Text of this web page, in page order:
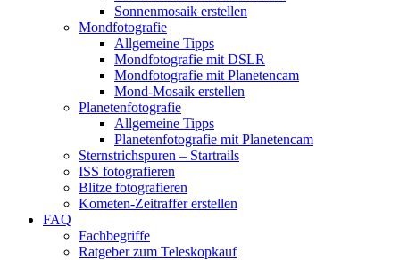
Sonnenmosaik erstellen
Mondfotografie
Allgemeine Tipps
Mondfotografie mit DSLR
Mondfotografie mit Planetencam
Mond-Mosaik erstellen
Planetenfotografie
Allgemeine Tipps
Planetenfotografie mit Planetencam
Sternstrichspuren – Startrails
ISS fotografieren
Blitze fotografieren
Kometen-Zeitraffer erstellen
FAQ
Fachbegriffe
Ratgeber zum Teleskopkauf